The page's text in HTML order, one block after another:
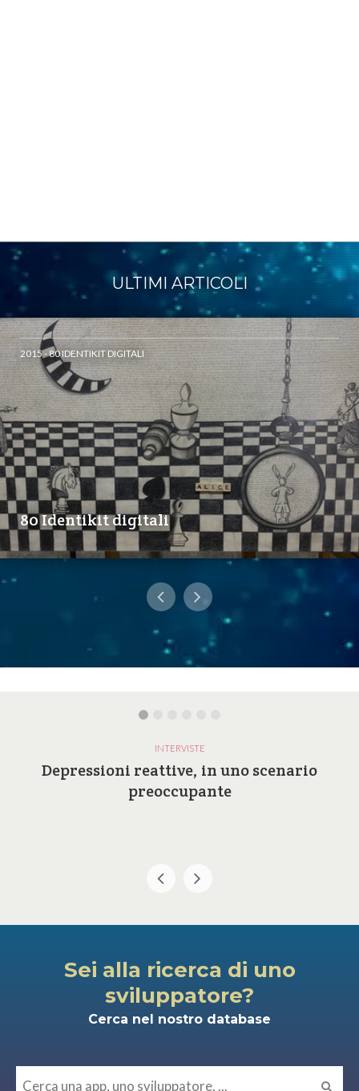
ULTIMI ARTICOLI
2015 - 80 IDENTIKIT DIGITALI
80 Identikit digitali
INTERVISTE
Depressioni reattive, in uno scenario
preoccupante
Sei alla ricerca di uno
sviluppatore?
Cerca nel nostro database